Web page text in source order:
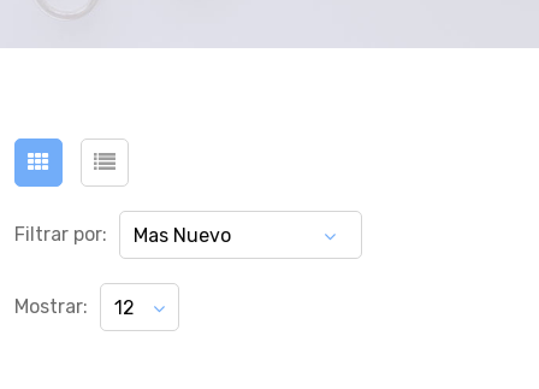
Filtrar por: Mas Nuevo
Mostrar: 12